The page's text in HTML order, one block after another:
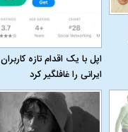
اپل با یک اقدام تازه کاربران
ایرانی را غافلگیر کرد
درباره قرارداد یاسر آسانی؛
حقوقی استقلال